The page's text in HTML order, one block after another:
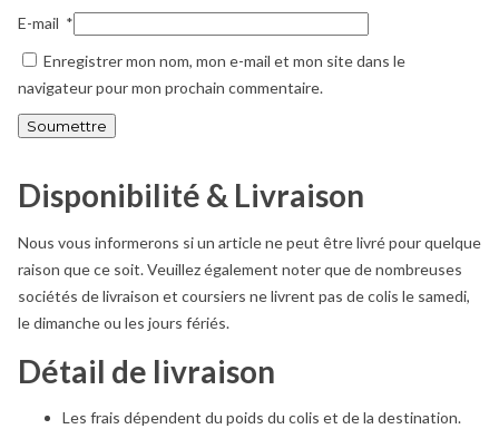
E-mail *
Enregistrer mon nom, mon e-mail et mon site dans le
navigateur pour mon prochain commentaire.
Disponibilité & Livraison
Nous vous informerons si un article ne peut être livré pour quelque
raison que ce soit. Veuillez également noter que de nombreuses
sociétés de livraison et coursiers ne livrent pas de colis le samedi,
le dimanche ou les jours fériés.
Détail de livraison
Les frais dépendent du poids du colis et de la destination.